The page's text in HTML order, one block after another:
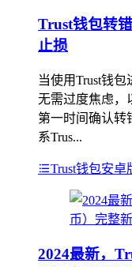
Trust钱包转
止损
当使用Trust钱
无需过度焦虑，
第一时间确认转
系Trus...
Trust钱包安卓
2024最新，